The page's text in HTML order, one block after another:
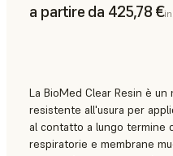
a partire da 425,78 €
La BioMed Clear Resin è
resistente all'usura per
al contatto a lungo termine
respiratorie e membrane